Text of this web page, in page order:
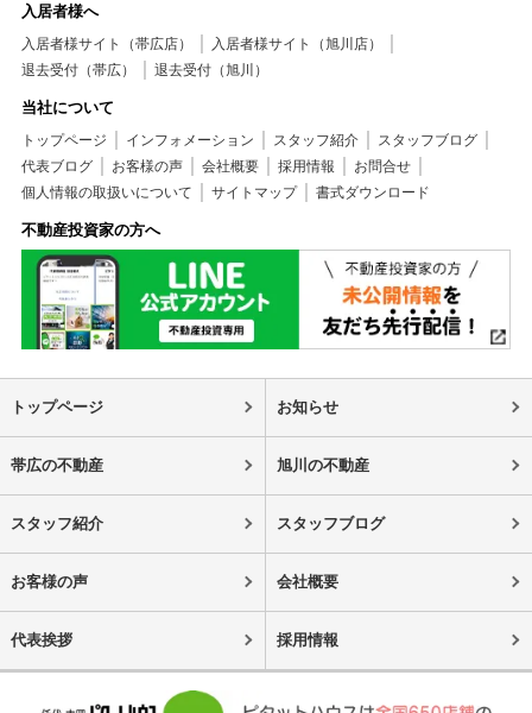
入居者様へ
入居者様サイト（帯広店）
入居者様サイト（旭川店）
退去受付（帯広）
退去受付（旭川）
当社について
トップページ インフォメーション スタッフ紹介
スタッフブログ
代表ブログ
お客様の声 会社概要 採用情報
お問合せ
個人情報の取扱いについて
サイトマップ 書式ダウンロード
不動産投資家の方へ
トップページ お知らせ
帯広の不動産 旭川の不動産
スタッフ紹介 スタッフブログ
お客様の声 会社概要
代表挨拶 採用情報